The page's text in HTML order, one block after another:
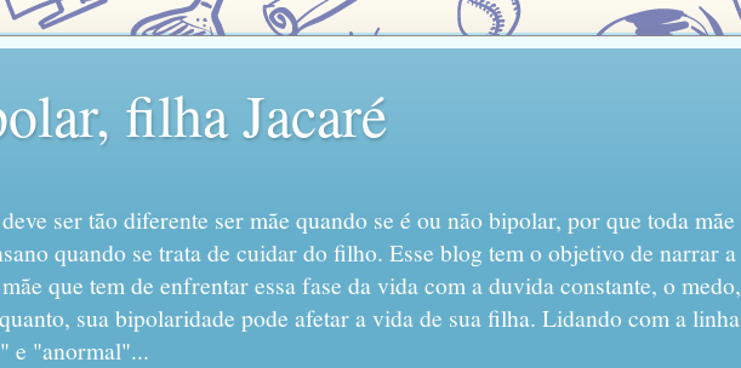
filha Jacaré
ser tão diferente ser mãe quando se é ou não bipolar, por que toda mãe
quando se trata de cuidar do filho. Esse blog tem o objetivo de narrar a
que tem de enfrentar essa fase da vida com a duvida constante, o medo,
sua bipolaridade pode afetar a vida de sua filha. Lidando com a linha
e "anormal"...